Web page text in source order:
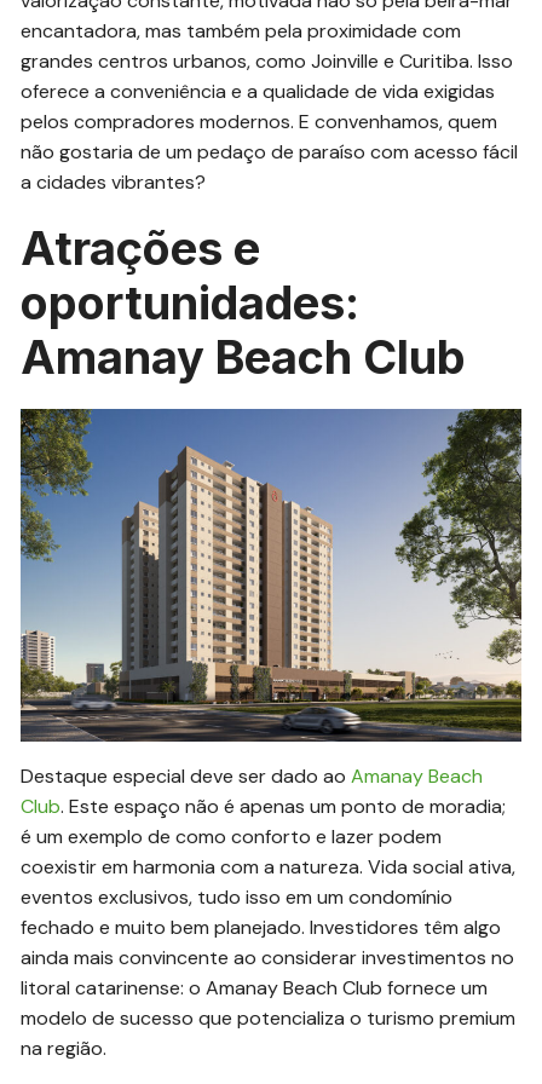
encantadora, mas também pela proximidade com
grandes centros urbanos, como Joinville e Curitiba. Isso
oferece a conveniência e a qualidade de vida exigidas
pelos compradores modernos. E convenhamos, quem
não gostaria de um pedaço de paraíso com acesso fácil
a cidades vibrantes?
Atrações e
oportunidades:
Amanay Beach Club
Destaque especial deve ser dado aoAmanay Beach
Club. Este espaço não é apenas um ponto de moradia;
é um exemplo de como conforto e lazer podem
coexistir em harmonia com a natureza. Vida social ativa,
eventos exclusivos, tudo isso em um condomínio
fechado e muito bem planejado. Investidores têm algo
ainda mais convincente ao considerar investimentos no
litoral catarinense: o Amanay Beach Club fornece um
modelo de sucesso que potencializa o turismo premium
na região.